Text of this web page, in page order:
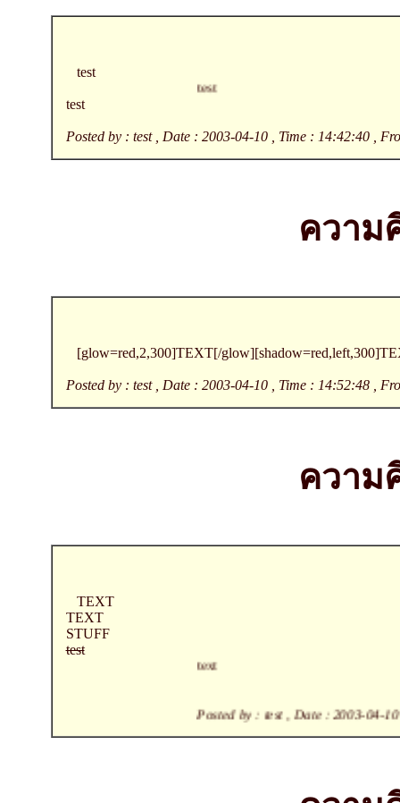
test
test
Posted by : test , Date : 2003-04-10 , Time : 14:42:40 ,
ความ
[glow=red,2,300]TEXT[/
Posted by : test , Date : 2003-04-10 , Time : 14:52:48 ,
ความ
TEXT
TEXT
STUFF
test
Posted by : test , Date : 2003-04-10 , Time :